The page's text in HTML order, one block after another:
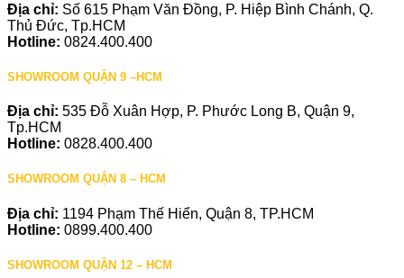
Địa chỉ: Số 615 Phạm Văn Đồng, P. Hiệp Bình Chánh, Q.
Thủ Đức, Tp.HCM
Hotline: 0824.400.400
SHOWROOM QUẬN 9 –HCM
Địa chỉ: 535 Đỗ Xuân Hợp, P. Phước Long B, Quận 9,
Tp.HCM
Hotline: 0828.400.400
SHOWROOM QUẬN 8 – HCM
Địa chỉ: 1194 Phạm Thế Hiển, Quận 8, TP.HCM
Hotline: 0899.400.400
SHOWROOM QUẬN 12 – HCM